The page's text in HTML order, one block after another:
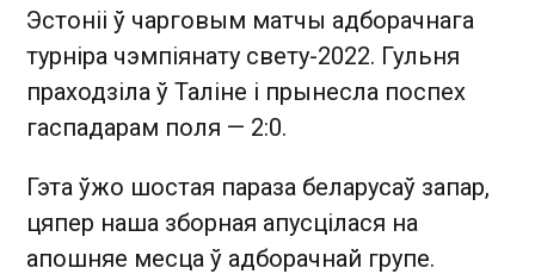
Эстоніі ў чарговым матчы адборачнага
турніра чэмпіянату свету-2022. Гульня
праходзіла ў Таліне і прынесла поспех
гаспадарам поля — 2:0.
Гэта ўжо шостая параза беларусаў запар,
цяпер наша зборная апусцілася на
апошняе месца ў адборачнай групе.